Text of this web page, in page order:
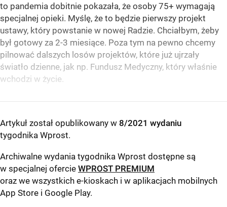
to pandemia dobitnie pokazała, że osoby 75+ wymagają
specjalnej opieki. Myślę, że to będzie pierwszy projekt
ustawy, który powstanie w nowej Radzie. Chciałbym, żeby
był gotowy za 2-3 miesiące. Poza tym na pewno chcemy
pilnować dalszych losów projektów, które już ujrzały
światło dzienne, jak np. Fundusz Medyczny, który właśnie
wchodzi w życie.
Artykuł został opublikowany w 8/2021 wydaniu
tygodnika Wprost.
Archiwalne wydania tygodnika Wprost dostępne są
w specjalnej ofercie WPROST PREMIUM
oraz we wszystkich e-kioskach i w aplikacjach mobilnych
App Store i Google Play.